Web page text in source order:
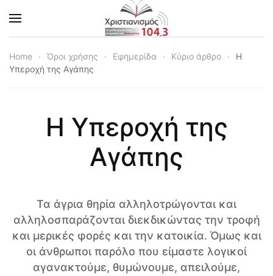
Skip to main content
Home Όροι χρήσης Εφημερίδα Κύριο άρθρο
Η
Υπεροχή της Αγάπης
Η Υπεροχή της
Αγάπης
Τα άγρια θηρία αλληλοτρώγονται και
αλληλοσπαράζονται διεκδικώντας την τροφή
και μερικές φορές και την κατοικία. Όμως και
οι άνθρωποι παρόλο που είμαστε λογικοί
αγανακτούμε, θυμώνουμε, απειλούμε,